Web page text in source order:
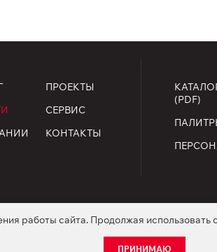
ПРОЕКТЫ
СЕРВИС
КОНТАКТЫ
(PDF)
на обработку персональных данных
работы сайта. Продолжая использовать
ПРИНИМАЮ